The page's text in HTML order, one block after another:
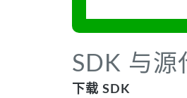
SDK 与源
下载 SDK